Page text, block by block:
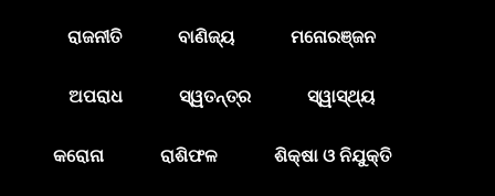
ରାଜନୀତି ବାଣିଜ୍ୟ ମନୋରଞ୍ଜନ
ଅପରାଧ ସ୍ୱତନ୍ତ୍ର ସ୍ୱାସ୍ଥ୍ୟ
କରୋନା ରାଶିଫଳ ଶିକ୍ଷା ଓ ନିଯୁକ୍ତି